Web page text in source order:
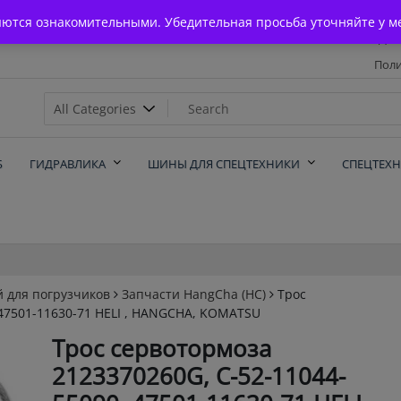
ознакомительными. Убедительная просьба уточняйте у
ГИДРАВЛИКА ШИНЫ ДЛЯ СПЕЦТЕХНИКИ
для погрузчиков Запчасти HangCha (HC)
Трос
11630-71 HELI , HANGCHA, KOMATSU
Трос сервотормоза
2123370260G, C-52-11044-